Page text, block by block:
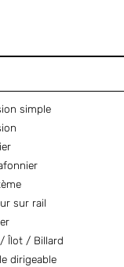
simple
sur rail
Îlot / Billard
dirigeable